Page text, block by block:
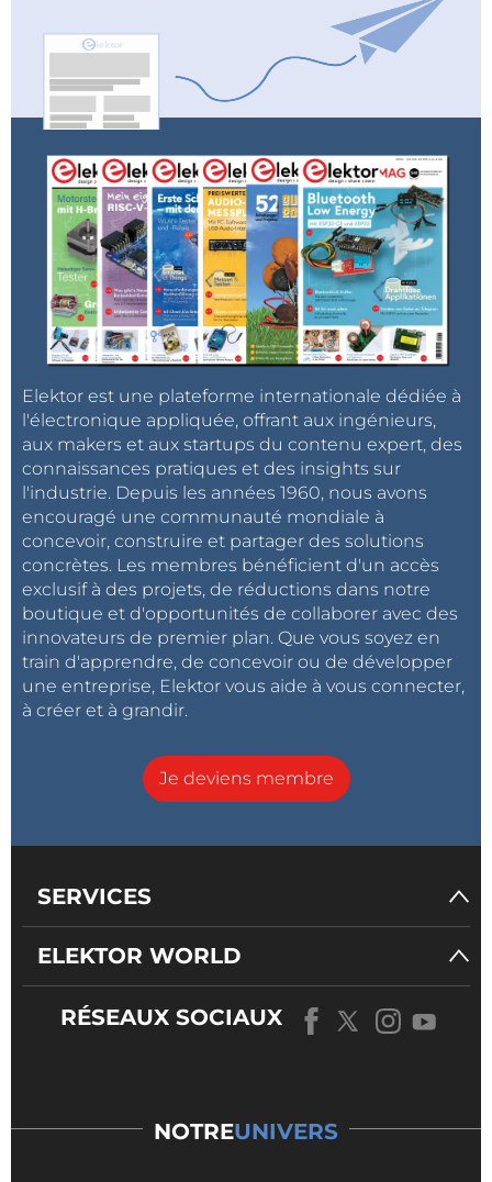
Elektor est une plateforme internationale dédiée à
l'électronique appliquée, offrant aux ingénieurs,
aux makers et aux startups du contenu expert, des
connaissances pratiques et des insights sur
l'industrie. Depuis les années 1960, nous avons
encouragé une communauté mondiale à
concevoir, construire et partager des solutions
concrètes. Les membres bénéficient d'un accès
exclusif à des projets, de réductions dans notre
boutique et d'opportunités de collaborer avec des
innovateurs de premier plan. Que vous soyez en
train d'apprendre, de concevoir ou de développer
une entreprise, Elektor vous aide à vous connecter,
à créer et à grandir.
Je deviens membre
SERVICES
ELEKTOR WORLD
RÉSEAUX SOCIAUX
NOTREUNIVERS